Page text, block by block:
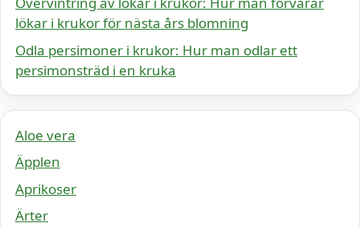
lökar i krukor för nästa års blomning
Odla persimoner i krukor: Hur man odlar ett
persimonsträd i en kruka
Aloe vera
Äpplen
Aprikoser
Ärter